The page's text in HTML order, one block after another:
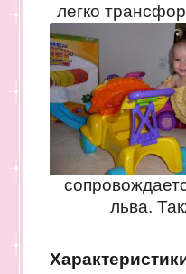
легко
льва.